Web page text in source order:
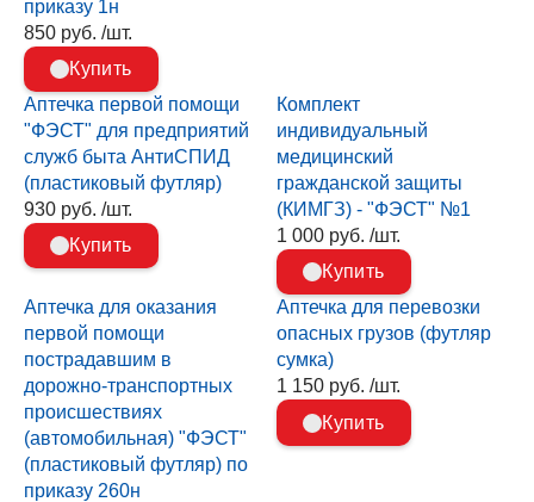
приказу 1н
850 руб. /шт.
Купить
Аптечка первой помощи
"ФЭСТ" для предприятий
служб быта АнтиСПИД
(пластиковый футляр)
930 руб. /шт.
Купить
Комплект
индивидуальный
медицинский
гражданской защиты
(КИМГЗ) - "ФЭСТ" №1
1 000 руб. /шт.
Купить
Аптечка для оказания
первой помощи
пострадавшим в
дорожно-транспортных
происшествиях
(автомобильная) "ФЭСТ"
(пластиковый футляр) по
приказу 260н
Аптечка для перевозки
опасных грузов (футляр
сумка)
1 150 руб. /шт.
Купить